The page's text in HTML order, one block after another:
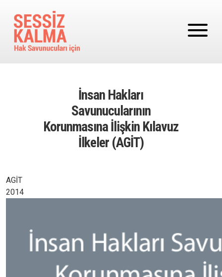
İnsan Hakları
Savunucularının
Korunmasına İlişkin Kılavuz
İlkeler (AGİT)
AGİT
2014